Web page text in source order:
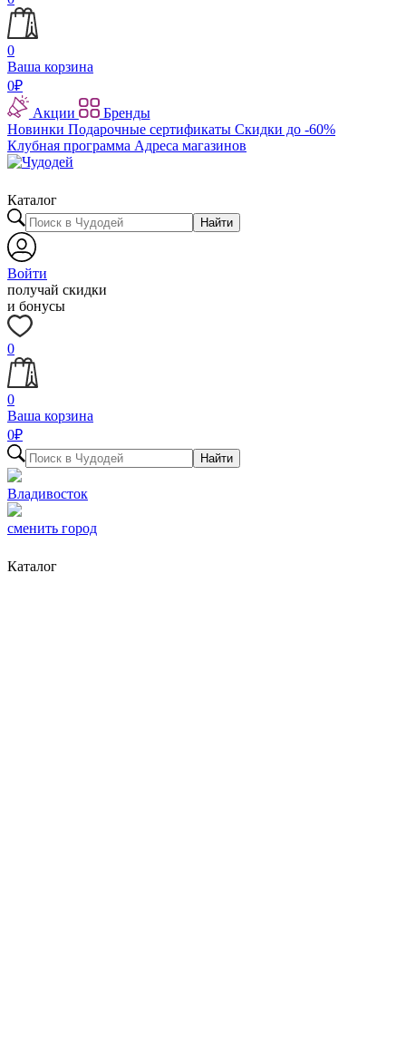
0
Ваша корзина
0₽
Акции
Бренды
Новинки Подарочные сертификаты Скидки до -60%
Клубная программа Адреса магазинов
Каталог
Найти
Войти
получай скидки
и бонусы
0
0
Ваша корзина
0₽
Найти
Владивосток
сменить город
Каталог